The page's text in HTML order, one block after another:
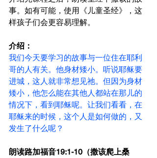
事。如有可能，使用《儿童圣经》，这
样孩子们会更容易理解。
介绍：
我们今天要学习的故事与一位住在耶利
哥的人有关。他身材矮小。听说耶稣要
进城，这人就非常想见祂。但因为身材
矮小，他怎么能在其他人都站在那儿的
情况下，看到耶稣呢。让我们看看，在
耶稣来的时候，这个人是如何做的，又
发生了什么呢？
朗读路加福音19:1-10（撒该爬上桑